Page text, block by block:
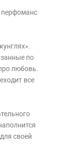
перфоманс
по
любовь.
все
своей